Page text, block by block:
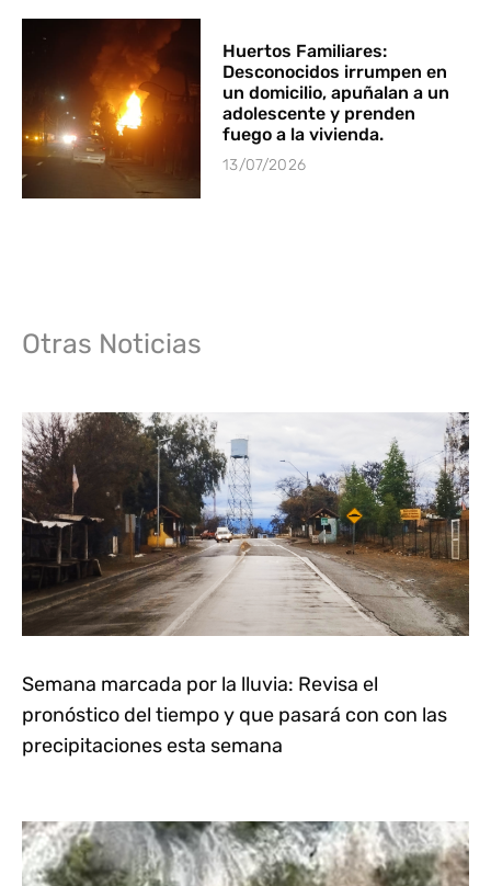
Huertos Familiares:
Desconocidos irrumpen en
un domicilio, apuñalan a un
adolescente y prenden
fuego a la vivienda.
13/07/2026
Otras Noticias
Semana marcada por la lluvia: Revisa el
pronóstico del tiempo y que pasará con con las
precipitaciones esta semana